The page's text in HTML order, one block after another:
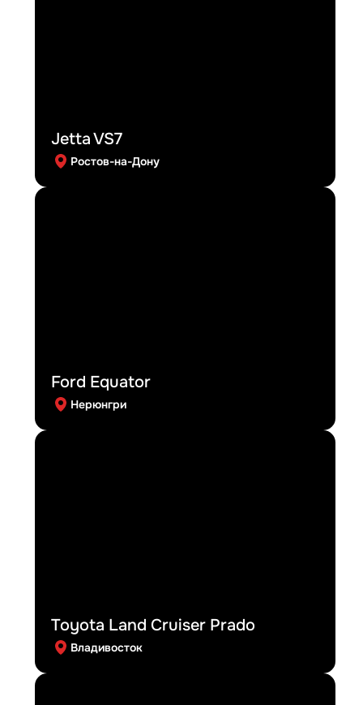
Jetta VS7
Ростов-на-Дону
Ford Equator
Нерюнгри
Toyota Land Cruiser Prado
Владивосток